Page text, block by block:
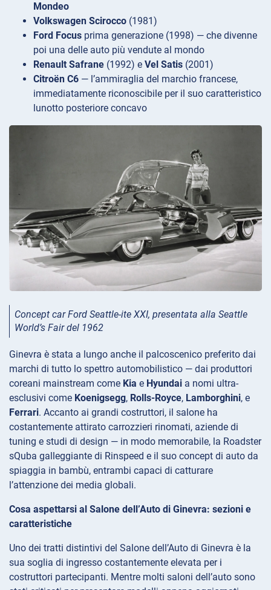
Mondeo
Volkswagen Scirocco (1981)
Ford Focus prima generazione (1998) — che divenne
poi una delle auto più vendute al mondo
Renault Safrane (1992) e Vel Satis (2001)
Citroën C6 — l’ammiraglia del marchio francese,
immediatamente riconoscibile per il suo caratteristico
lunotto posteriore concavo
Concept car Ford Seattle-ite XXI, presentata alla Seattle
World’s Fair del 1962
Ginevra è stata a lungo anche il palcoscenico preferito dai
marchi di tutto lo spettro automobilistico — dai produttori
coreani mainstream come Kia e Hyundai a nomi ultra-
esclusivi come Koenigsegg, Rolls-Royce, Lamborghini, e
Ferrari. Accanto ai grandi costruttori, il salone ha
costantemente attirato carrozzieri rinomati, aziende di
tuning e studi di design — in modo memorabile, la Roadster
sQuba galleggiante di Rinspeed e il suo concept di auto da
spiaggia in bambù, entrambi capaci di catturare
l’attenzione dei media globali.
Cosa aspettarsi al Salone dell’Auto di Ginevra: sezioni e
caratteristiche
Uno dei tratti distintivi del Salone dell’Auto di Ginevra è la
sua soglia di ingresso costantemente elevata per i
costruttori partecipanti. Mentre molti saloni dell’auto sono